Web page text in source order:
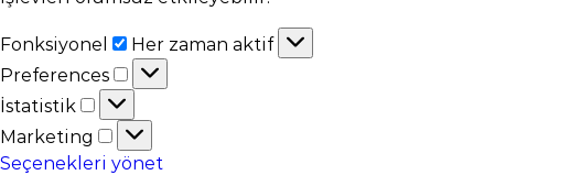
Fonksiyonel Fonksiyonel
Her zaman aktif
Preferences
Preferences
İstatistik
İstatistik
Marketing
Marketing
Seçenekleri yönet